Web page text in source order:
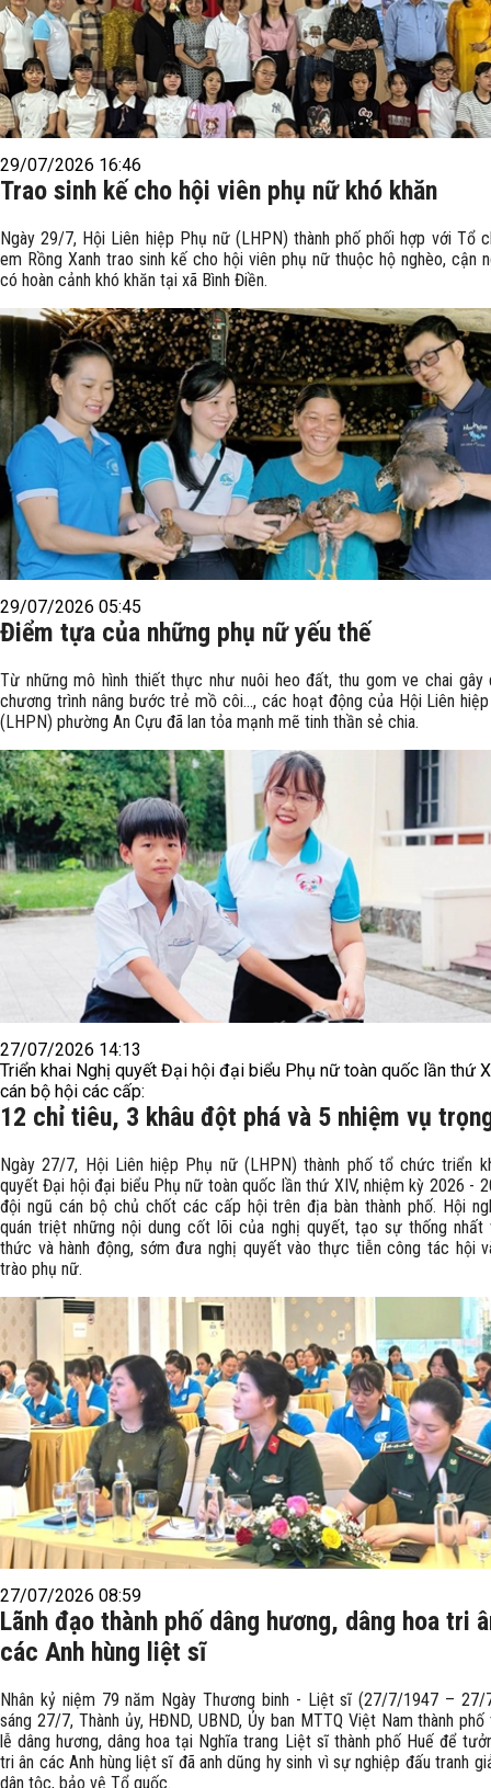
29/07/2026 16:46
Trao sinh kế cho hội viên phụ nữ khó khăn
Ngày 29/7, Hội Liên hiệp Phụ nữ (LHPN) thành phố phối hợp với Tổ
em Rồng Xanh trao sinh kế cho hội viên phụ nữ thuộc hộ nghèo, cận
có hoàn cảnh khó khăn tại xã Bình Điền.
29/07/2026 05:45
Điểm tựa của những phụ nữ yếu thế
Từ những mô hình thiết thực như nuôi heo đất, thu gom ve chai gây
chương trình nâng bước trẻ mồ côi..., các hoạt động của Hội Liên
(LHPN) phường An Cựu đã lan tỏa mạnh mẽ tinh thần sẻ chia.
27/07/2026 14:13
Triển khai Nghị quyết Đại hội đại biểu Phụ nữ toàn quốc lần thứ
cán bộ hội các cấp:
12 chỉ tiêu, 3 khâu đột phá và 5 nhiệm vụ
Ngày 27/7, Hội Liên hiệp Phụ nữ (LHPN) thành phố tổ chức triển
quyết Đại hội đại biểu Phụ nữ toàn quốc lần thứ XIV, nhiệm kỳ 2026 -
đội ngũ cán bộ chủ chốt các cấp hội trên địa bàn thành phố. Hội
quán triệt những nội dung cốt lõi của nghị quyết, tạo sự thống nhất
thức và hành động, sớm đưa nghị quyết vào thực tiễn công tác hội
trào phụ nữ.
27/07/2026 08:59
Lãnh đạo thành phố dâng hương, dâng hoa tri
các Anh hùng liệt sĩ
Nhân kỷ niệm 79 năm Ngày Thương binh - Liệt sĩ (27/7/1947 – 27/
sáng 27/7, Thành ủy, HĐND, UBND, Ủy ban MTTQ Việt Nam thành
lễ dâng hương, dâng hoa tại Nghĩa trang Liệt sĩ thành phố Huế để
tri ân các Anh hùng liệt sĩ đã anh dũng hy sinh vì sự nghiệp đấu tranh
dân tộc, bảo vệ Tổ quốc.